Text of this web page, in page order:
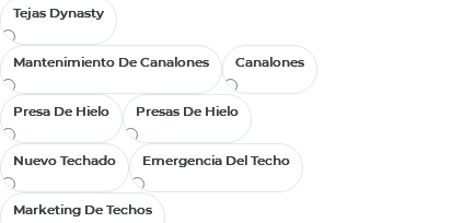
Tejas Dynasty
Tejas Dynasty
Mantenimiento De Canalones
Mantenimiento De Canalones Canalones
Canalones
Presa De Hielo
Presa De Hielo Presas De Hielo
Presas De Hielo
Nuevo Techado
Nuevo Techado Emergencia Del Techo
Emergencia Del Techo
Marketing De Techos
Marketing De Techos